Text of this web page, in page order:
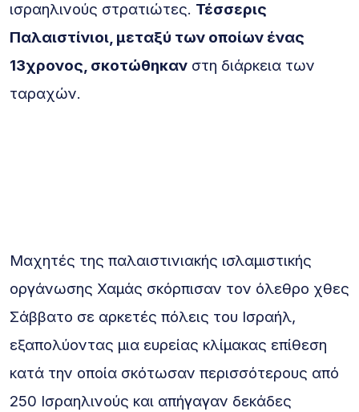
ισραηλινούς στρατιώτες. Τέσσερις
Παλαιστίνιοι, μεταξύ των οποίων ένας
13χρονος, σκοτώθηκαν στη διάρκεια των
ταραχών.
Μαχητές της παλαιστινιακής ισλαμιστικής
οργάνωσης Χαμάς σκόρπισαν τον όλεθρο χθες
Σάββατο σε αρκετές πόλεις του Ισραήλ,
εξαπολύοντας μια ευρείας κλίμακας επίθεση
κατά την οποία σκότωσαν περισσότερους από
250 Ισραηλινούς και απήγαγαν δεκάδες